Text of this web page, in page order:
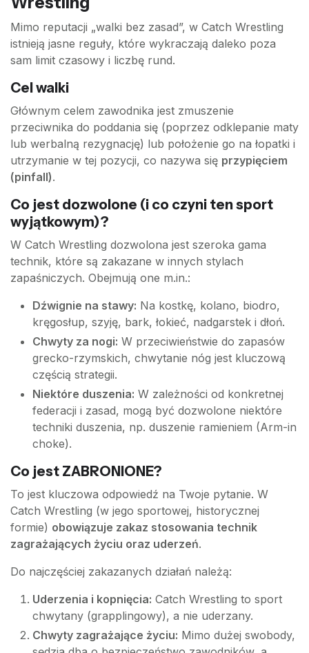
Mimo reputacji „walki bez zasad”, w Catch Wrestling
istnieją jasne reguły, które wykraczają daleko poza
sam limit czasowy i liczbę rund.
Cel walki
Głównym celem zawodnika jest zmuszenie
przeciwnika do poddania się (poprzez odklepanie maty
lub werbalną rezygnację) lub położenie go na łopatki i
utrzymanie w tej pozycji, co nazywa się przypięciem
(pinfall).
Co jest dozwolone (i co czyni ten sport
wyjątkowym)?
W Catch Wrestling dozwolona jest szeroka gama
technik, które są zakazane w innych stylach
zapaśniczych. Obejmują one m.in.:
Dźwignie na stawy: Na kostkę, kolano, biodro,
kręgosłup, szyję, bark, łokieć, nadgarstek i dłoń.
Chwyty za nogi: W przeciwieństwie do zapasów
grecko-rzymskich, chwytanie nóg jest kluczową
częścią strategii.
Niektóre duszenia: W zależności od konkretnej
federacji i zasad, mogą być dozwolone niektóre
techniki duszenia, np. duszenie ramieniem (Arm-in
choke).
Co jest ZABRONIONE?
To jest kluczowa odpowiedź na Twoje pytanie. W
Catch Wrestling (w jego sportowej, historycznej
formie) obowiązuje zakaz stosowania technik
zagrażających życiu oraz uderzeń.
Do najczęściej zakazanych działań należą:
Uderzenia i kopnięcia: Catch Wrestling to sport
chwytany (grapplingowy), a nie uderzany.
Chwyty zagrażające życiu: Mimo dużej swobody,